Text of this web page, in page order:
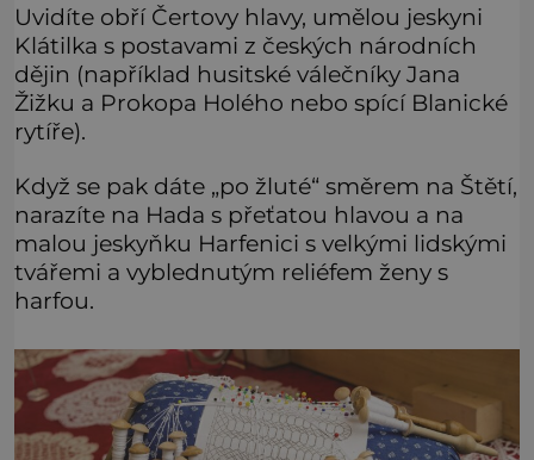
Uvidíte obří Čertovy hlavy, umělou jeskyni
Klátilka s postavami z českých národních
dějin (například husitské válečníky Jana
Žižku a Prokopa Holého nebo spící Blanické
rytíře).
Když se pak dáte „po žluté“ směrem na Štětí,
narazíte na Hada s přeťatou hlavou a na
malou jeskyňku Harfenici s velkými lidskými
tvářemi a vyblednutým reliéfem ženy s
harfou.